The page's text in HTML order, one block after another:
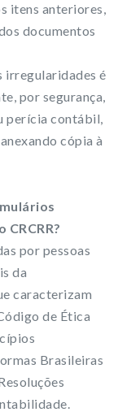
itens anteriores,
documentos
irregularidades é
por segurança,
perícia contábil,
cópia à
CRCRR?
por pessoas
da
caracterizam
de Ética
Brasileiras